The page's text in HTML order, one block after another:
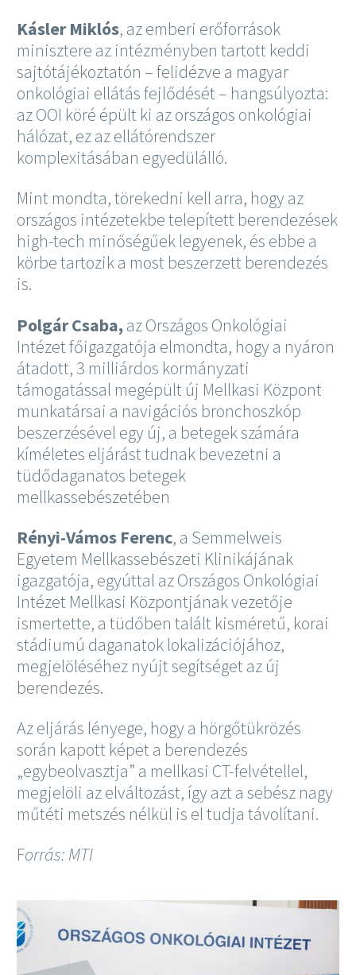
Kásler Miklós, az emberi erőforrások
minisztere az intézményben tartott keddi
sajtótájékoztatón – felidézve a magyar
onkológiai ellátás fejlődését – hangsúlyozta:
az OOI köré épült ki az országos onkológiai
hálózat, ez az ellátórendszer
komplexitásában egyedülálló.
Mint mondta, törekedni kell arra, hogy az
országos intézetekbe telepített berendezések
high-tech minőségűek legyenek, és ebbe a
körbe tartozik a most beszerzett berendezés
is.
Polgár Csaba, az Országos Onkológiai
Intézet főigazgatója elmondta, hogy a nyáron
átadott, 3 milliárdos kormányzati
támogatással megépült új Mellkasi Központ
munkatársai a navigációs bronchoszkóp
beszerzésével egy új, a betegek számára
kíméletes eljárást tudnak bevezetni a
tüdődaganatos betegek
mellkassebészetében
Rényi-Vámos Ferenc, a Semmelweis
Egyetem Mellkassebészeti Klinikájának
igazgatója, egyúttal az Országos Onkológiai
Intézet Mellkasi Központjának vezetője
ismertette, a tüdőben talált kisméretű, korai
stádiumú daganatok lokalizációjához,
megjelöléséhez nyújt segítséget az új
berendezés.
Az eljárás lényege, hogy a hörgőtükrözés
során kapott képet a berendezés
„egybeolvasztja” a mellkasi CT-felvétellel,
megjelöli az elváltozást, így azt a sebész nagy
műtéti metszés nélkül is el tudja távolítani.
Forrás: MTI